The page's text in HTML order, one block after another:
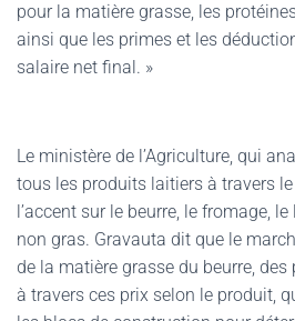
pour la matière grasse, les
ainsi que les primes et les
salaire net final. »
Le ministère de l’Agriculture, qui
tous les produits laitiers à travers
l’accent sur le beurre, le fromage,
non gras. Gravauta dit que le
de la matière grasse du beurre,
à travers ces prix selon le produit,